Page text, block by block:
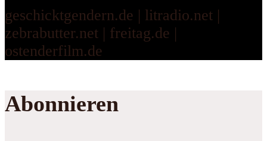
geschicktgendern.de | litradio.net |
zebrabutter.net | freitag.de |
ostenderfilm.de
Abonnieren